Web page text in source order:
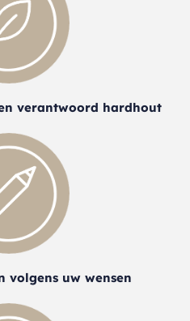
verantwoord hardhout
volgens uw wensen